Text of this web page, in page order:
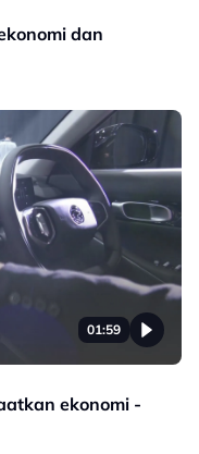
dan
01:59
ekonomi -